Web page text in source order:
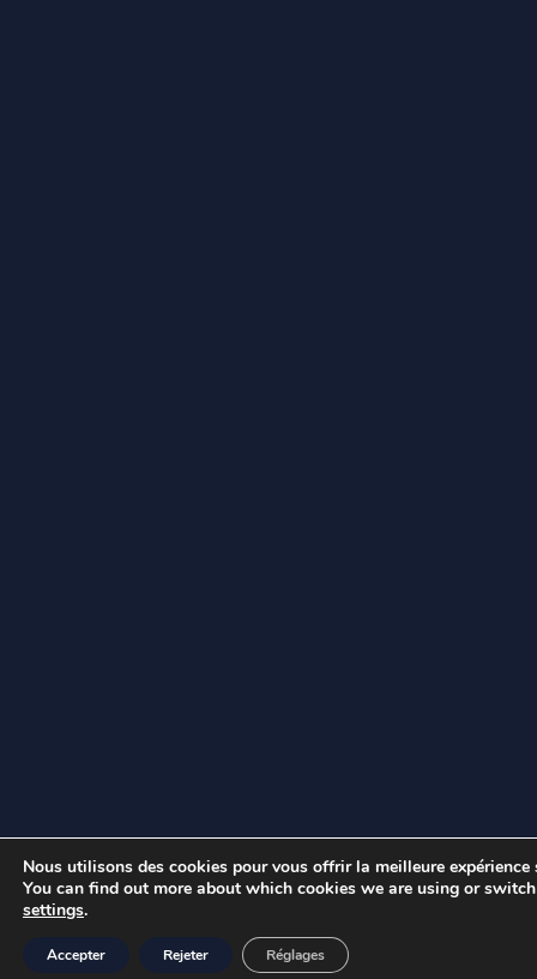
Nous utilisons des cookies pour vous offrir la meilleure expérience
You can find out more about which cookies we are using or
settings.
Accepter Rejeter Réglages